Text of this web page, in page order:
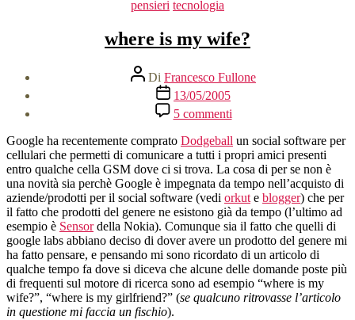
Categorie
pensieri tecnologia
where is my wife?
Autore
articolo
Di Francesco Fullone
Data
dell'articolo
13/05/2005
5 commentisu
where
is
my
wife?
Google ha recentemente comprato Dodgeball un social software per
cellulari che permetti di comunicare a tutti i propri amici presenti
entro qualche cella GSM dove ci si trova. La cosa di per se non è
una novità sia perchè Google è impegnata da tempo nell’acquisto di
aziende/prodotti per il social software (vedi orkut e blogger) che per
il fatto che prodotti del genere ne esistono già da tempo (l’ultimo ad
esempio è Sensordella Nokia). Comunque sia il fatto che quelli di
google labs abbiano deciso di dover avere un prodotto del genere mi
ha fatto pensare, e pensando mi sono ricordato di un articolo di
qualche tempo fa dove si diceva che alcune delle domande poste più
di frequenti sul motore di ricerca sono ad esempio “where is my
wife?”, “where is my girlfriend?” (se qualcuno ritrovasse l’articolo
in questione mi faccia un fischio).